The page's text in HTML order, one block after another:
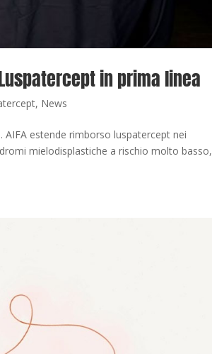
in prima linea
, News
estende rimborso luspatercept nei
mielodisplastiche a rischio molto basso,